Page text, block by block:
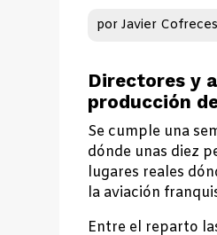
porJavier Cofreces
Directores y
producción
Se cumple una
dónde unas diez
lugares reales
la aviación
Entre el reparto